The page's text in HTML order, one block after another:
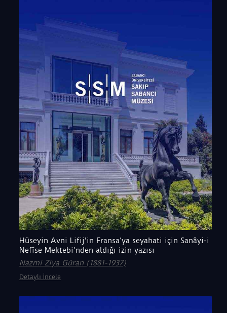
Hüseyin Avni Lifij'in Fransa’ya seyahati için Sanâyi-i
Nefîse Mektebi'nden aldığı izin yazısı
Nazmi Ziya Güran (1881-1937)
Detaylı İncele